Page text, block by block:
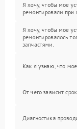
Я хочу, чтобы мое
ремонтировали при
Я хочу, чтобы мое
ремонтировалось
запчастями.
Как я узнаю, что
От чего зависит
Диагностика